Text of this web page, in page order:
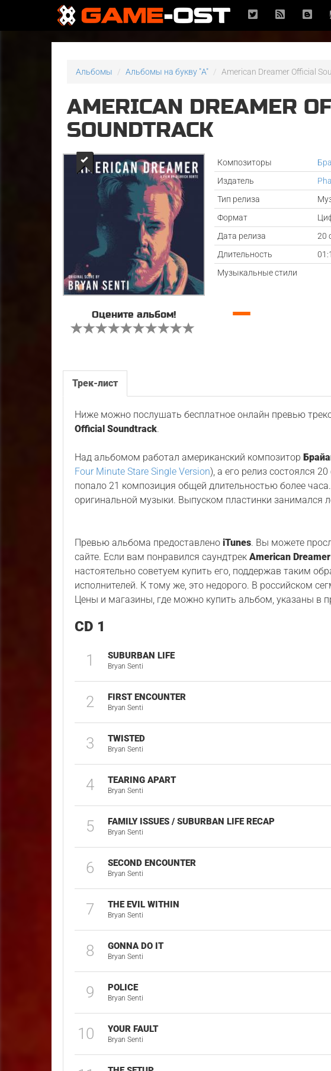
Альбомы Альбомы на букву "A" American Dreamer Official
AMERICAN DREAMER
SOUNDTRACK
Композиторы
Издатель
Тип релиза
Формат
Дата релиза
20
Длительность
Музыкальные стили
Оцените альбом! —
Трек-лист
Ниже можно послушать бесплатное онлайн превью
Official Soundtrack.
Над альбомом работал американский композитор
Four Minute Stare Single Version), а его релиз состоялся
попало 21 композиция общей длительностью более
оригинальной музыки. Выпуском пластинки занимался
Превью альбома предоставленоiTunes. Вы можете
сайте. Если вам понравился саундтрекAmerican
настоятельно советуем купить его, поддержав таким
исполнителей. К тому же, это недорого. В российском
Цены и магазины, где можно купить альбом, указаны в
CD 1
1 SUBURBAN LIFE
Bryan Senti
2 FIRST ENCOUNTER
Bryan Senti
3 TWISTED
Bryan Senti
4 TEARING APART
Bryan Senti
5 FAMILY ISSUES / SUBURBAN LIFE RECAP
Bryan Senti
6 SECOND ENCOUNTER
Bryan Senti
7 THE EVIL WITHIN
Bryan Senti
8 GONNA DO IT
Bryan Senti
9 POLICE
Bryan Senti
10 YOUR FAULT
Bryan Senti